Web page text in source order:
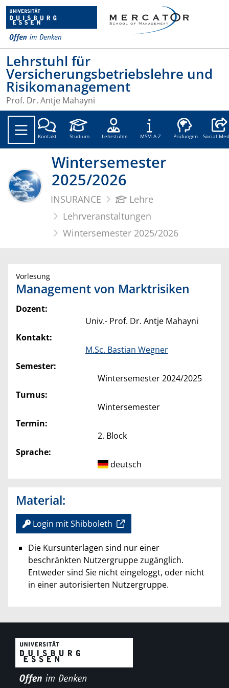
Lehrstuhl für
Versicherungsbetriebslehre und
Risikomanagement
Prof. Dr. Antje Mahayni
Kontakt Studium Lehrstühle MSM A-Z Prüfungen Social
Wintersemester
2025/2026
INSURANCE
Lehre
Lehrveranstaltungen
Wintersemester 2025/2026
Vorlesung
Management von Marktrisiken
Dozent:
Univ.- Prof. Dr. Antje Mahayni
Kontakt:
M.Sc. Bastian Wegner
Semester:
Wintersemester 2024/2025
Turnus:
Wintersemester
Termin:
2. Block
Sprache:
deutsch
Material:
Login mit Shibboleth
Die Kursunterlagen sind nur einer
beschränkten Nutzergruppe zugänglich.
Entweder sind Sie nicht eingeloggt, oder nicht
in einer autorisierten Nutzergruppe.